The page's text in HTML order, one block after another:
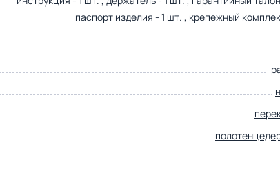
паспорт изделия - 1 шт. , крепежный